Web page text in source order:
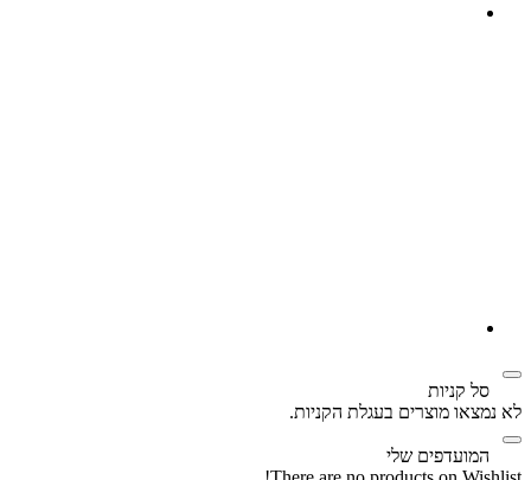
סל קניות‬
לא נמצאו מוצרים בעגלת הקניות.
המועדפים שלי